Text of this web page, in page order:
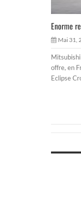
Enorme
Mai 31,
Mitsubishi
offre, en
Eclipse